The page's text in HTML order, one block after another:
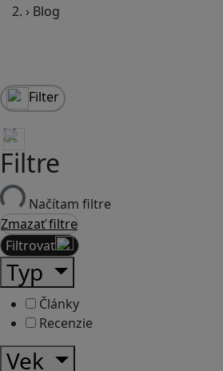
› Blog
Filter
Filtre
Načítam filtre
Zmazať filtre
Filtrovať
Typ
Články
Recenzie
Vek